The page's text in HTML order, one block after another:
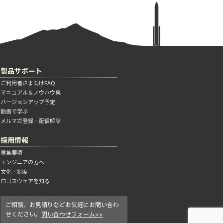
製品サポート
ご利用者さま向けFAQ
マニュアル＆ノウハウ集
バージョンアップ予定
動画で学ぶ
メルマガ登録・配信解除
採用情報
募集要項
エンジニアの方へ
文化・制度
ロゴスウェアを知る
ご相談、お見積りなどお気軽にお問い合わ
せください。
問い合わせフォーム>>